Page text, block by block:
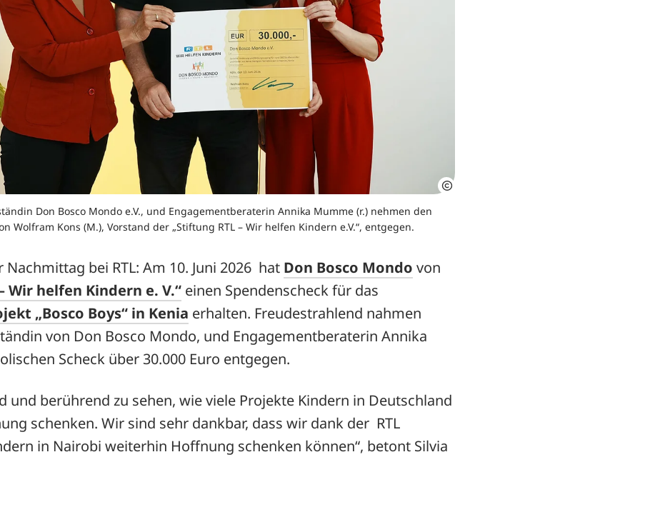
Don Bosco Mondo e.V., und Engagementberaterin Annika Mumme (r.) nehmen den
Wolfram Kons (M.), Vorstand der „Stiftung RTL – Wir helfen Kindern e.V.“, entgegen.
Nachmittag bei RTL: Am 10. Juni 2026 hat Don Bosco Mondo von
Wir helfen Kindern e. V.“ einen Spendenscheck für das
„Bosco Boys“ in Kenia erhalten. Freudestrahlend nahmen
von Don Bosco Mondo, und Engagementberaterin Annika
Scheck über 30.000 Euro entgegen.
und berührend zu sehen, wie viele Projekte Kindern in Deutschland
schenken. Wir sind sehr dankbar, dass wir dank der RTL
in Nairobi weiterhin Hoffnung schenken können“, betont Silvia